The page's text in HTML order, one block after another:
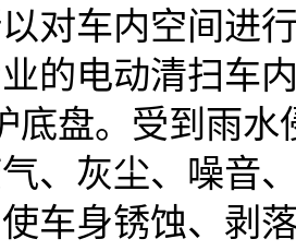
对车内空间进
的电动清扫车
底盘。受到雨
、灰尘、噪音
车身锈蚀、剥